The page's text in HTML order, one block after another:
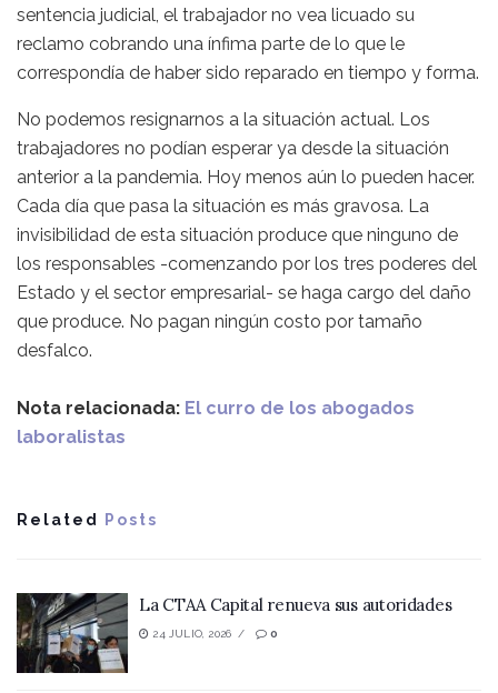
sentencia judicial, el trabajador no vea licuado su
reclamo cobrando una ínfima parte de lo que le
correspondía de haber sido reparado en tiempo y forma.
No podemos resignarnos a la situación actual. Los
trabajadores no podían esperar ya desde la situación
anterior a la pandemia. Hoy menos aún lo pueden hacer.
Cada día que pasa la situación es más gravosa. La
invisibilidad de esta situación produce que ninguno de
los responsables -comenzando por los tres poderes del
Estado y el sector empresarial- se haga cargo del daño
que produce. No pagan ningún costo por tamaño
desfalco.
Nota relacionada: El curro de los abogados
laboralistas
Related Posts
La CTAA Capital renueva sus autoridades
24 JULIO, 2026 0